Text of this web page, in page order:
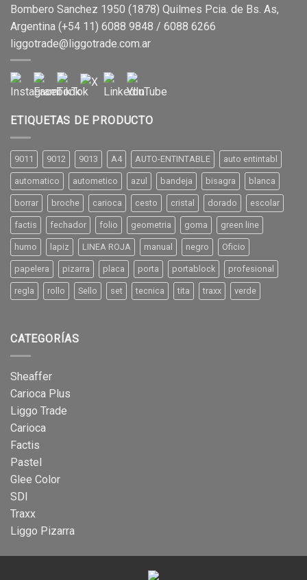
Bombero Sanchez 1950 (1878) Quilmes Pcia. de Bs. As,
Argentina (+54 11) 6088 9848 / 6088 6266
liggotrade@liggotrade.com.ar
ETIQUETAS DE PRODUCTO
9011 9012 9013 A4 AUTO-ENTINTABLE auto entintabl
automatico autometico azul bandeja bisagra blanca
borrar broche carioca cesto cristal dorado escolar
factis fechador folio geometria goma green line
humo lapiz LINEA ROJA manual negro Oficio
papelera pizarra placa porta portablock profesional
regla rollo Sello set tecnica tita traxx verde
CATEGORÍAS
Sheaffer
Carioca Plus
Liggo Trade
Carioca
Factis
Pastel
Glee Color
SDI
Traxx
Liggo Pizarra